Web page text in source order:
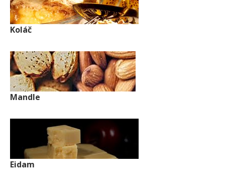
Koláč
Mandle
Eidam